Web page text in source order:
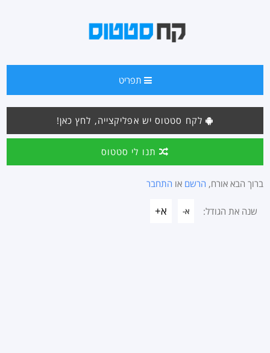
תפריט
לקח סטטוס יש אפליקצייה, לחץ כאן!
תנו לי סטטוס
ברוך הבא אורח, הרשם או התחבר
שנה את הגודל: א- א+